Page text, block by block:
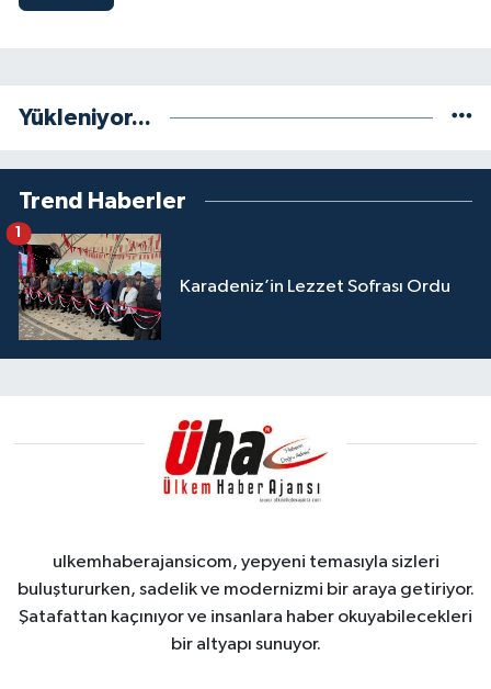
Yükleniyor...
Trend Haberler
Karadeniz’in Lezzet Sofrası Ordu
1
ulkemhaberajansicom, yepyeni temasıyla sizleri
buluştururken, sadelik ve modernizmi bir araya getiriyor.
Şatafattan kaçınıyor ve insanlara haber okuyabilecekleri
bir altyapı sunuyor.